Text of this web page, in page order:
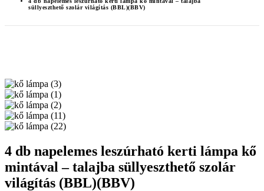
süllyeszthető szolár világítás (BBL)(BBV)
4 db napelemes leszúrható kerti lámpa kő
mintával – talajba süllyeszthető szolár
világítás (BBL)(BBV)